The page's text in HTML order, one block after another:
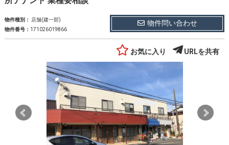
物件種別： 店舗(建一部)
物件番号： 171026019866
物件問い合わせ
お気に入り URLを共有